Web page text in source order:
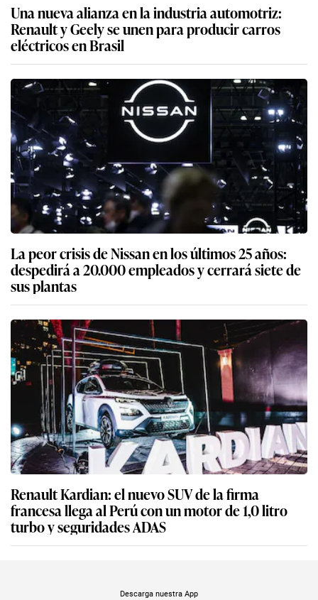
Una nueva alianza en la industria automotriz:
Renault y Geely se unen para producir carros
eléctricos en Brasil
La peor crisis de Nissan en los últimos 25 años:
despedirá a 20.000 empleados y cerrará siete de
sus plantas
Renault Kardian: el nuevo SUV de la firma
francesa llega al Perú con un motor de 1,0 litro
turbo y seguridades ADAS
Descarga nuestra App